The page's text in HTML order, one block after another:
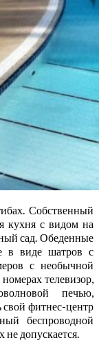
Собственный
кухня с видом на
сад. Обеденные
в виде шатров с
с необычной
телевизор,
печью,
свой фитнес-центр
беспроводной
допускается.